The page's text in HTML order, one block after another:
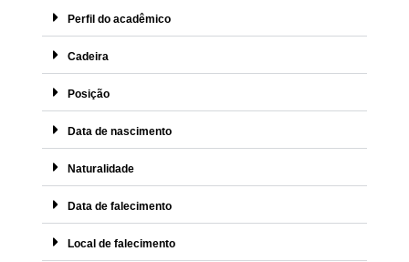
Perfil do acadêmico
Cadeira
Posição
Data de nascimento
Naturalidade
Data de falecimento
Local de falecimento